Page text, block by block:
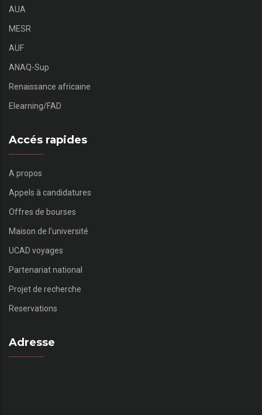
AUA
MESR
AUF
ANAQ-Sup
Renaissance africaine
Elearning/FAD
Accés rapides
A propos
Appels à candidatures
Offres de bourses
Maison de l’université
UCAD voyages
Partenariat national
Projet de recherche
Reservations
Adresse